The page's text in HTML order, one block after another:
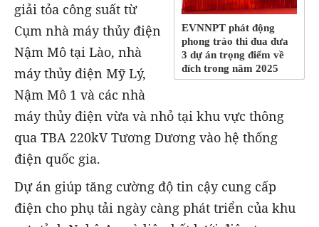
EVNNPT phát động
phong trào thi đua đưa
3 dự án trọng điểm về
đích trong năm 2025
giải tỏa công suất từ
Cụm nhà máy thủy điện
Nậm Mô tại Lào, nhà
máy thủy điện Mỹ Lý,
Nậm Mô 1 và các nhà
máy thủy điện vừa và nhỏ tại khu vực thông
qua TBA 220kV Tương Dương vào hệ thống
điện quốc gia.
Dự án giúp tăng cường độ tin cậy cung cấp
điện cho phụ tải ngày càng phát triển của khu